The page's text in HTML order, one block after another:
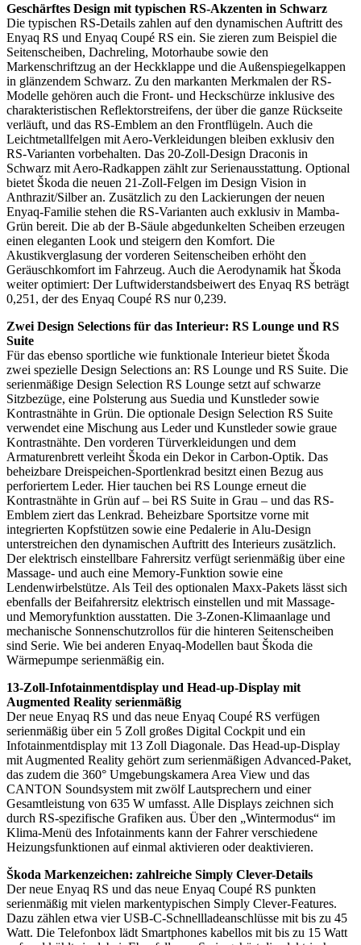
Geschärftes Design mit typischen RS-Akzenten in Schwarz
Die typischen RS-Details zahlen auf den dynamischen Auftritt des
Enyaq RS und Enyaq Coupé RS ein. Sie zieren zum Beispiel die
Seitenscheiben, Dachreling, Motorhaube sowie den
Markenschriftzug an der Heckklappe und die Außenspiegelkappen
in glänzendem Schwarz. Zu den markanten Merkmalen der RS-
Modelle gehören auch die Front- und Heckschürze inklusive des
charakteristischen Reflektorstreifens, der über die ganze Rückseite
verläuft, und das RS-Emblem an den Frontflügeln. Auch die
Leichtmetallfelgen mit Aero-Verkleidungen bleiben exklusiv den
RS-Varianten vorbehalten. Das 20-Zoll-Design Draconis in
Schwarz mit Aero-Radkappen zählt zur Serienausstattung. Optional
bietet Škoda die neuen 21-Zoll-Felgen im Design Vision in
Anthrazit/Silber an. Zusätzlich zu den Lackierungen der neuen
Enyaq-Familie stehen die RS-Varianten auch exklusiv in Mamba-
Grün bereit. Die ab der B-Säule abgedunkelten Scheiben erzeugen
einen eleganten Look und steigern den Komfort. Die
Akustikverglasung der vorderen Seitenscheiben erhöht den
Geräuschkomfort im Fahrzeug. Auch die Aerodynamik hat Škoda
weiter optimiert: Der Luftwiderstandsbeiwert des Enyaq RS beträgt
0,251, der des Enyaq Coupé RS nur 0,239.
Zwei Design Selections für das Interieur: RS Lounge und RS
Suite
Für das ebenso sportliche wie funktionale Interieur bietet Škoda
zwei spezielle Design Selections an: RS Lounge und RS Suite. Die
serienmäßige Design Selection RS Lounge setzt auf schwarze
Sitzbezüge, eine Polsterung aus Suedia und Kunstleder sowie
Kontrastnähte in Grün. Die optionale Design Selection RS Suite
verwendet eine Mischung aus Leder und Kunstleder sowie graue
Kontrastnähte. Den vorderen Türverkleidungen und dem
Armaturenbrett verleiht Škoda ein Dekor in Carbon-Optik. Das
beheizbare Dreispeichen-Sportlenkrad besitzt einen Bezug aus
perforiertem Leder. Hier tauchen bei RS Lounge erneut die
Kontrastnähte in Grün auf – bei RS Suite in Grau – und das RS-
Emblem ziert das Lenkrad. Beheizbare Sportsitze vorne mit
integrierten Kopfstützen sowie eine Pedalerie in Alu-Design
unterstreichen den dynamischen Auftritt des Interieurs zusätzlich.
Der elektrisch einstellbare Fahrersitz verfügt serienmäßig über eine
Massage- und auch eine Memory-Funktion sowie eine
Lendenwirbelstütze. Als Teil des optionalen Maxx-Pakets lässt sich
ebenfalls der Beifahrersitz elektrisch einstellen und mit Massage-
und Memoryfunktion ausstatten. Die 3-Zonen-Klimaanlage und
mechanische Sonnenschutzrollos für die hinteren Seitenscheiben
sind Serie. Wie bei anderen Enyaq-Modellen baut Škoda die
Wärmepumpe serienmäßig ein.
13-Zoll-Infotainmentdisplay und Head-up-Display mit
Augmented Reality serienmäßig
Der neue Enyaq RS und das neue Enyaq Coupé RS verfügen
serienmäßig über ein 5 Zoll großes Digital Cockpit und ein
Infotainmentdisplay mit 13 Zoll Diagonale. Das Head-up-Display
mit Augmented Reality gehört zum serienmäßigen Advanced-Paket,
das zudem die 360° Umgebungskamera Area View und das
CANTON Soundsystem mit zwölf Lautsprechern und einer
Gesamtleistung von 635 W umfasst. Alle Displays zeichnen sich
durch RS-spezifische Grafiken aus. Über den „Wintermodus“ im
Klima-Menü des Infotainments kann der Fahrer verschiedene
Heizungsfunktionen auf einmal aktivieren oder deaktivieren.
Škoda Markenzeichen: zahlreiche Simply Clever-Details
Der neue Enyaq RS und das neue Enyaq Coupé RS punkten
serienmäßig mit vielen markentypischen Simply Clever-Features.
Dazu zählen etwa vier USB-C-Schnellladeanschlüsse mit bis zu 45
Watt. Die Telefonbox lädt Smartphones kabellos mit bis zu 15 Watt